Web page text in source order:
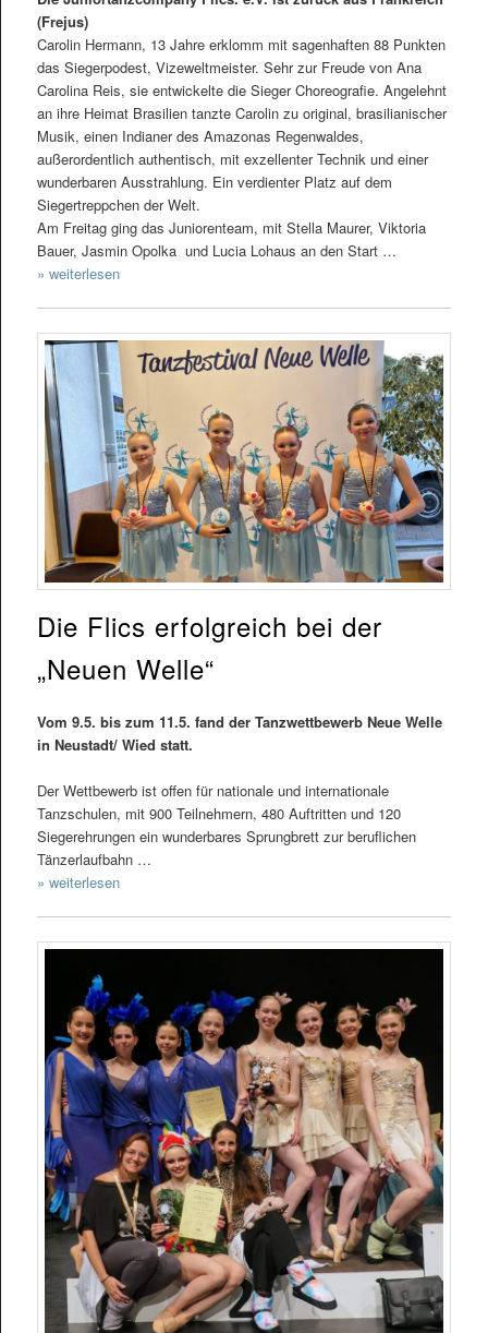
(Frejus)
Carolin Hermann, 13 Jahre erklomm mit sagenhaften 88 Punkten
das Siegerpodest, Vizeweltmeister. Sehr zur Freude von Ana
Carolina Reis, sie entwickelte die Sieger Choreografie. Angelehnt
an ihre Heimat Brasilien tanzte Carolin zu original, brasilianischer
Musik, einen Indianer des Amazonas Regenwaldes,
außerordentlich authentisch, mit exzellenter Technik und einer
wunderbaren Ausstrahlung. Ein verdienter Platz auf dem
Siegertreppchen der Welt.
Am Freitag ging das Juniorenteam, mit Stella Maurer, Viktoria
Bauer, Jasmin Opolka und Lucia Lohaus an den Start …
» weiterlesen
Die Flics erfolgreich bei der
„Neuen Welle“
Vom 9.5. bis zum 11.5. fand der Tanzwettbewerb Neue Welle
in Neustadt/ Wied statt.
Der Wettbewerb ist offen für nationale und internationale
Tanzschulen, mit 900 Teilnehmern, 480 Auftritten und 120
Siegerehrungen ein wunderbares Sprungbrett zur beruflichen
Tänzerlaufbahn …
» weiterlesen